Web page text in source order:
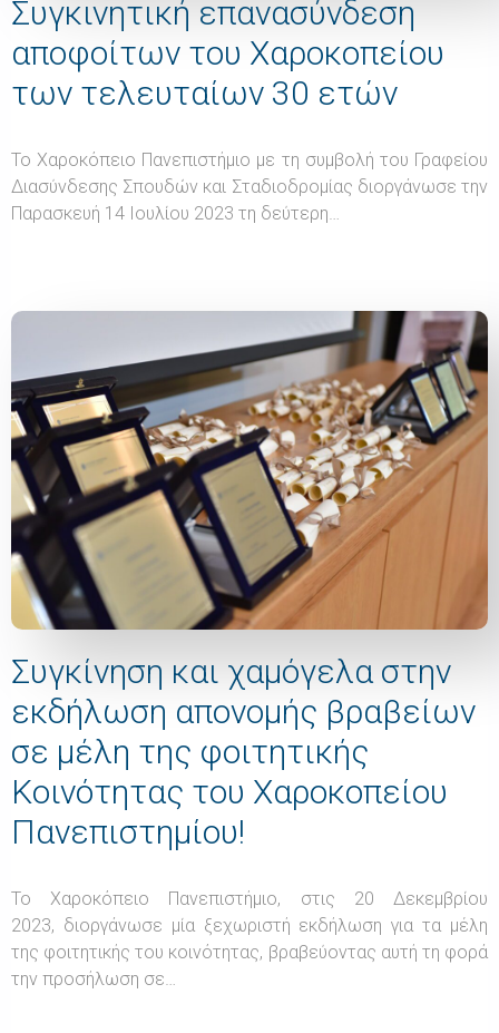
Συγκινητική επανασύνδεση
αποφοίτων του Χαροκοπείου
των τελευταίων 30 ετών
Το Χαροκόπειο Πανεπιστήμιο με τη συμβολή του Γραφείου
Διασύνδεσης Σπουδών και Σταδιοδρομίας διοργάνωσε την
Παρασκευή 14 Ιουλίου 2023 τη δεύτερη…
Συγκίνηση και χαμόγελα στην
εκδήλωση απονομής βραβείων
σε μέλη της φοιτητικής
Κοινότητας του Χαροκοπείου
Πανεπιστημίου!
Το Χαροκόπειο Πανεπιστήμιο, στις 20 Δεκεμβρίου
2023, διοργάνωσε μία ξεχωριστή εκδήλωση για τα μέλη
της φοιτητικής του κοινότητας, βραβεύοντας αυτή τη φορά
την προσήλωση σε…